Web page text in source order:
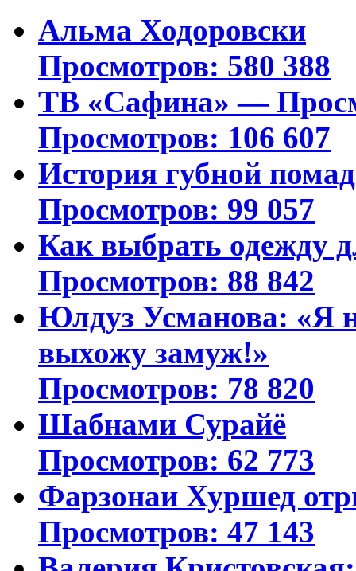
Альма Ходоровски
Просмотров: 580 388
ТВ «Сафина» —
Просмотров: 106 607
История губной
Просмотров: 99 057
Как выбрать одежду
Просмотров: 88 842
Юлдуз Усманова: «Я
выхожу замуж!»
Просмотров: 78 820
Шабнами Сурайё
Просмотров: 62 773
Фарзонаи Хуршед
Просмотров: 47 143